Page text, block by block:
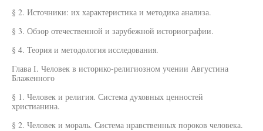
§ 2. Источники: их характеристика и методика анализа.
§ 3. Обзор отечественной и зарубежной историографии.
§ 4. Теория и методология исследования.
Глава I. Человек в историко-религиозном учении Августина
Блаженного
§ 1. Человек и религия. Система духовных ценностей
христианина.
§ 2. Человек и мораль. Система нравственных пороков человека.